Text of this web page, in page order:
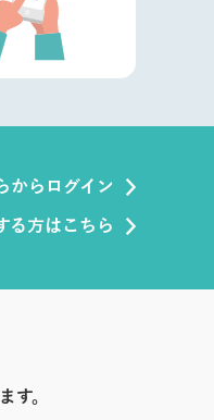
からログイン
る方はこちら
す。